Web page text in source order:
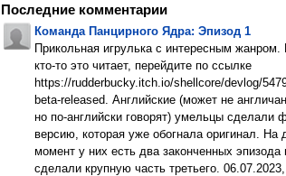
Последние комментарии
Команда Панцирного Ядра: Эпизод 1
Прикольная игрулька с интересным жанром.
кто-то это читает, перейдите по ссылке
https://rudderbucky.itch.io/shellcore/devlog/
beta-released. Английские (может не
но по-английски говорят) умельцы сделали
версию, которая уже обогнала оригинал. На
момент у них есть два законченных эпизода
сделали крупную часть третьего.